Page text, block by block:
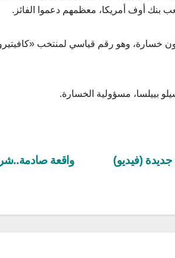
أوف أمريكا، معظمهم دعموا الفائز.
بييلسا، مسؤولية الخسارة.
واقعة
(فيديو)